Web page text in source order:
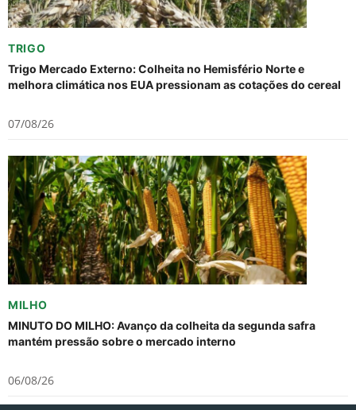
TRIGO
Trigo Mercado Externo: Colheita no Hemisfério Norte e
melhora climática nos EUA pressionam as cotações do cereal
07/08/26
MILHO
MINUTO DO MILHO: Avanço da colheita da segunda safra
mantém pressão sobre o mercado interno
06/08/26